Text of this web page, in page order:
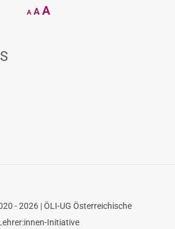
A
Decrease
font
A Reset
AIncrease
- 2026 | ÖLI-UG Österreichische
Initiative